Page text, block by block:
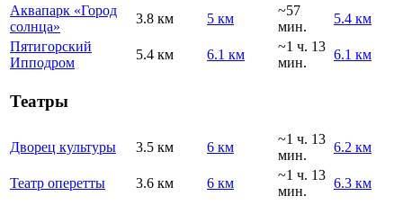
Аквапарк «Город
солнца»
3.8 км 5 км
~57
мин.
5.4 км
Пятигорский
Ипподром
5.4 км 6.1 км
~1 ч. 13
мин.
6.1 км
Театры
Дворец культуры 3.5 км 6 км
~1 ч. 13
мин.
6.2 км
Театр оперетты 3.6 км 6 км
~1 ч. 13
мин.
6.3 км